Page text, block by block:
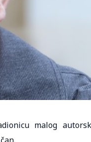
malog